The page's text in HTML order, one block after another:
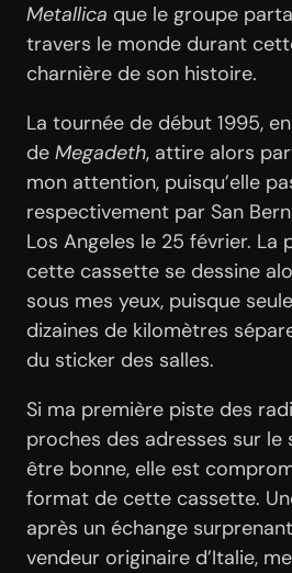
Metallica que le groupe
travers le monde durant
charnière de son histoire.
La tournée de début 1995,
de Megadeth, attire alors
mon attention, puisqu’elle
respectivement par San
Los Angeles le 25 février. La
cette cassette se dessine
sous mes yeux, puisque
dizaines de kilomètres
du sticker des salles.
Si ma première piste des
proches des adresses sur le
être bonne, elle est
format de cette cassette.
après un échange
vendeur originaire d’Italie,